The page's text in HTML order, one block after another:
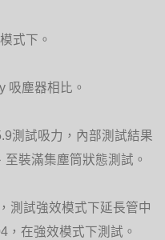
式下。
吸塵器相比。
測試吸力，內部測試結果
裝滿集塵筒狀態測試。
測試強效模式下延長管中
，在強效模式下測試。